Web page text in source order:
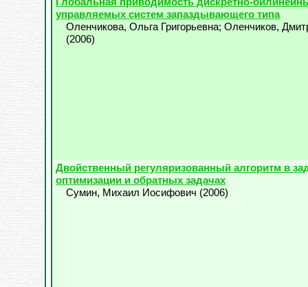
управляемых систем запаздывающего типа
Оленчикова, Ольга Григорьевна; Оленчиков,
(2006)
Двойственный регуляризованный алгоритм в
оптимизации и обратных задачах
Сумин, Михаил Иосифович (2006)